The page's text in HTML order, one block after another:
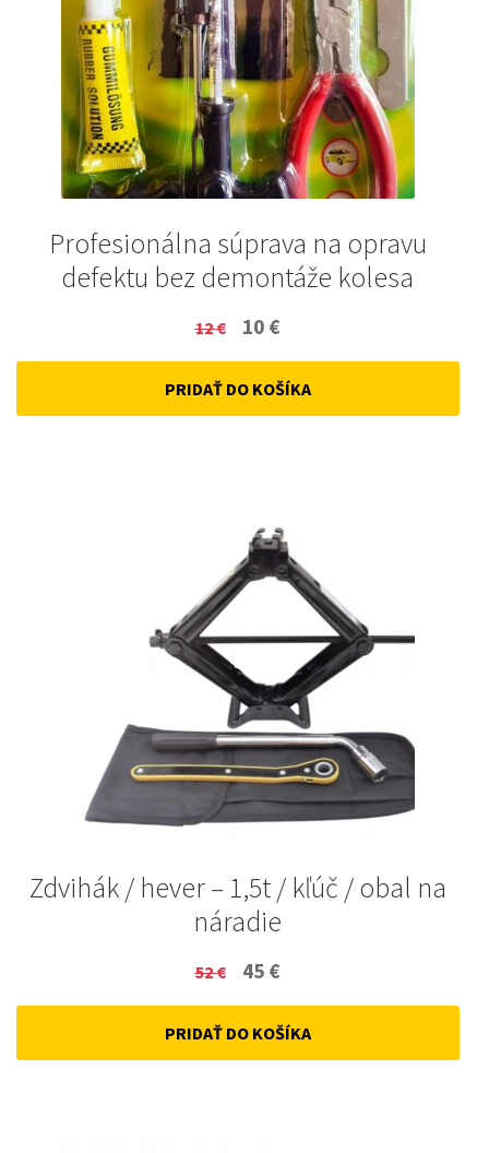
Profesionálna súprava na opravu
defektu bez demontáže kolesa
12€
Original
price
was:
10 €
price
is:
PRIDAŤ DO KOŠÍKA
Zdvihák / hever – 1,5t / kľúč / obal na
náradie
52€
Original
price
was:
45 €
price
is:
PRIDAŤ DO KOŠÍKA